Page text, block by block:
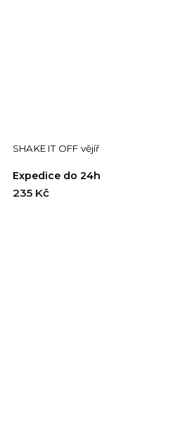
SHAKE IT OFF vějíř
Expedice do 24h
235 Kč